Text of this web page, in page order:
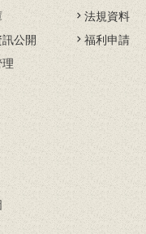
公開
法規資料
福利申請